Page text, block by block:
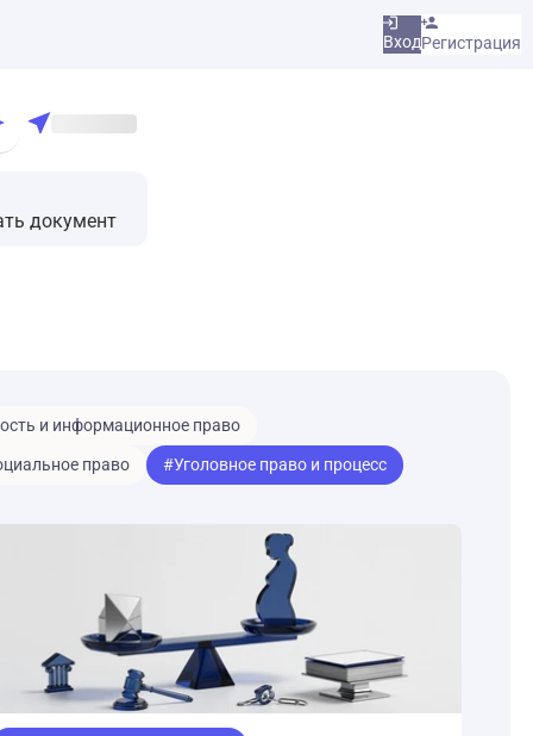
ВходРегистрация
документ
и информационное право
право #Уголовное право и процесс